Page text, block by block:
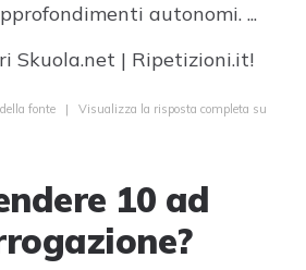
autonomi. ...
Skuola.net | Ripetizioni.it!
fonte | Visualizza la risposta completa su
10 ad